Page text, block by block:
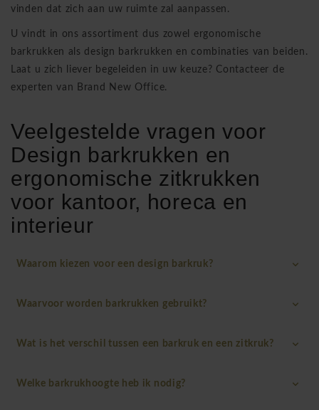
vinden dat zich aan uw ruimte zal aanpassen.
U vindt in ons assortiment dus zowel ergonomische
barkrukken als design barkrukken en combinaties van beiden.
Laat u zich liever begeleiden in uw keuze? Contacteer de
experten van Brand New Office.
Veelgestelde vragen voor
Design barkrukken en
ergonomische zitkrukken
voor kantoor, horeca en
interieur
Waarom kiezen voor een design barkruk?
Waarvoor worden barkrukken gebruikt?
Wat is het verschil tussen een barkruk en een zitkruk?
Welke barkrukhoogte heb ik nodig?